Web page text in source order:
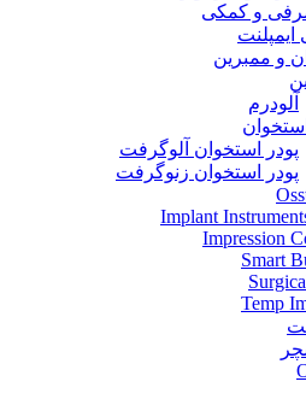
و کمکی
ایمپلنت
و ممبرین
آلودرم
پودر استخوان آلوگرفت
پودر استخوان زنوگرفت
Implant
Impression
Smart
Temp